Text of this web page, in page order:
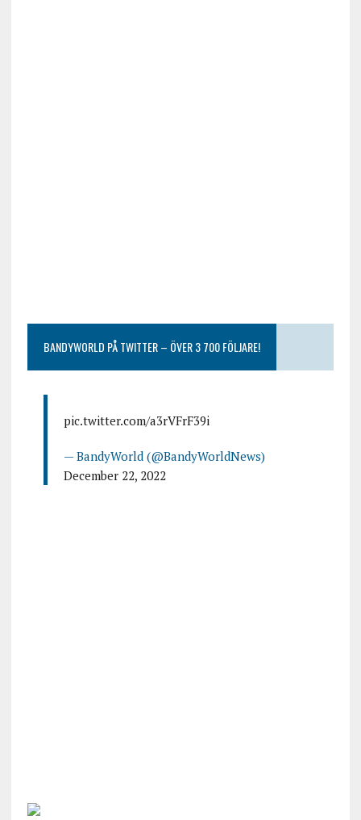
BANDYWORLD PÅ TWITTER – ÖVER 3 700 FÖLJARE!
pic.twitter.com/a3rVFrF39i
— BandyWorld (@BandyWorldNews)
December 22, 2022